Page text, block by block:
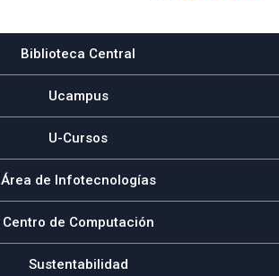
Biblioteca Central
Ucampus
U-Cursos
Área de Infotecnologías
Centro de Computación
Sustentabilidad